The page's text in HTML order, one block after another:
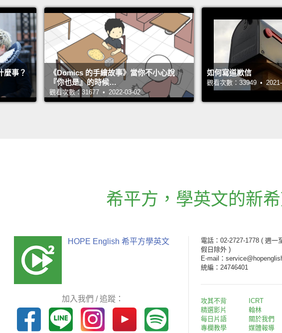
麼事？
《Domics 的手繪故事》當你不小心說
『你也是』的時候…
觀看次數：31677 • 2022-03-02
如何寫道歉信
觀看次數：33949 •
希平方 ， 學英文的新
HOPE English 希平方學英文
加入我們 / 追蹤：
電話：02-2727-1778 ( 週一
假日除外 )
E-mail：
統編：24746401
攻其不背
精選影片
每日片語
專欄教學
ICRT
翰林
關於我們
媒體報導